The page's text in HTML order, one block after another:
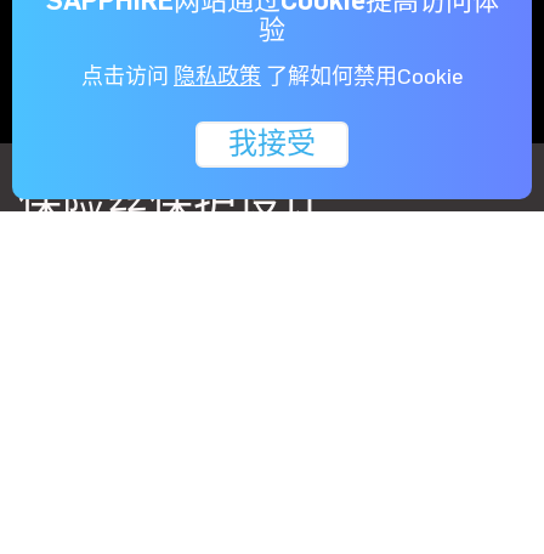
验
点击访问 隐私政策 了解如何禁用Cookie
我接受
保险丝保护设计